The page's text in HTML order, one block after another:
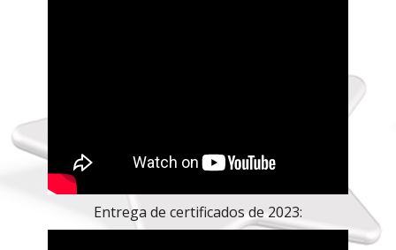
Entrega de certificados de 2023: